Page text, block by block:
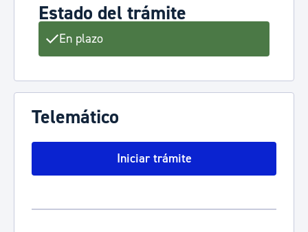
Estado del trámite
En plazo
Telemático
Iniciar trámite